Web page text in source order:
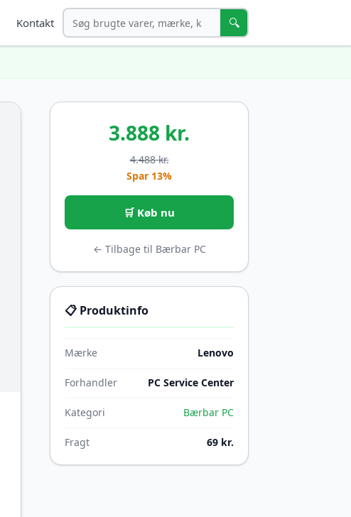
Kontakt Søg 🔍
3.888 kr.
4.488 kr.
Spar 13%
🛒 Køb nu
← Tilbage til Bærbar PC
📋 Produktinfo
Mærke Lenovo
Forhandler PC Service Center
Kategori Bærbar PC
Fragt 69 kr.